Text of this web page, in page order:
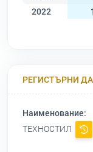
2022
РЕГИСТЪРНИ
Наименование:
ТЕХНОСТИЛ